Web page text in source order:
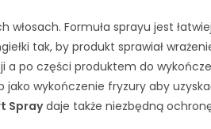
Formuła sprayu jest
tak, by produkt sprawiał
po części produktem do
wykończenie fryzury aby
Spraydaje także niezbędną